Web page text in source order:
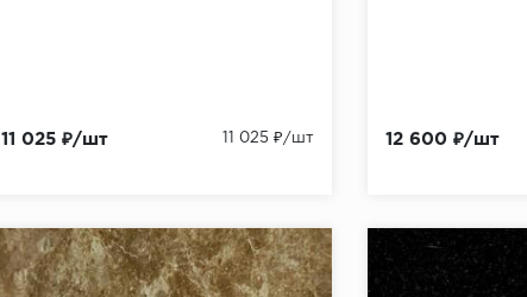
11 025 ₽/шт 11 025 ₽/шт 12 600 ₽/шт